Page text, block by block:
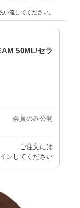
い流してください。
50ML/セラ
会員のみ公開
ご注文には
ン してください